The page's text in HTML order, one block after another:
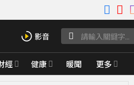
經 健康 暖聞 更多